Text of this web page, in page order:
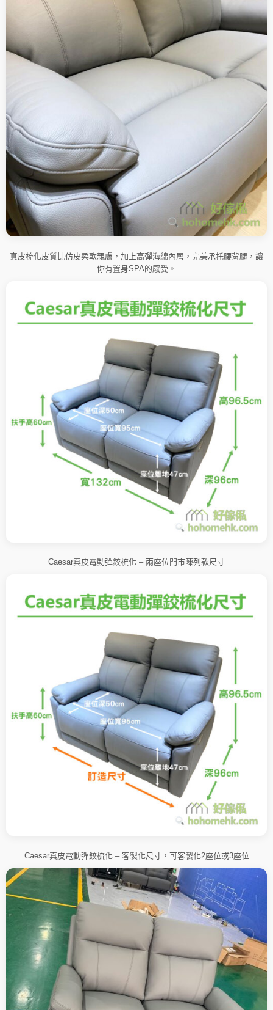
真皮梳化皮質比仿皮柔軟親膚，加上高彈海綿內層，完美承托腰背腿，讓
你有置身SPA的感受。
Caesar真皮電動彈鉸梳化 – 兩座位門市陳列款尺寸
Caesar真皮電動彈鉸梳化 – 客製化尺寸，可客製化2座位或3座位